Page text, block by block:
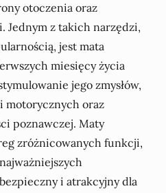
otoczenia oraz
Jednym z takich narzędzi,
jest mata
miesięcy życia
jego zmysłów,
motorycznych oraz
poznawczej. Maty
zróżnicowanych funkcji,
i atrakcyjny dla